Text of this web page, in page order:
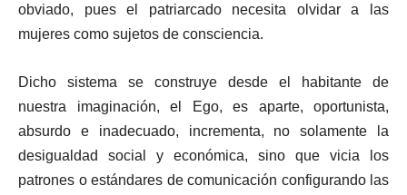
obviado, pues el patriarcado necesita olvidar a las
mujeres como sujetos de consciencia.
Dicho sistema se construye desde el habitante de
nuestra imaginación, el Ego, es aparte, oportunista,
absurdo e inadecuado, incrementa, no solamente la
desigualdad social y económica, sino que vicia los
patrones o estándares de comunicación configurando las